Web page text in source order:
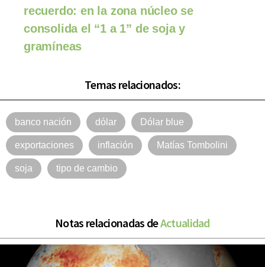
recuerdo: en la zona núcleo se
consolida el “1 a 1” de soja y
gramíneas
Temas relacionados:
banco nación dólar Dólar blue
exportaciones inflación Matías Tombolini
soja tipo de cambio
Notas relacionadas deActualidad